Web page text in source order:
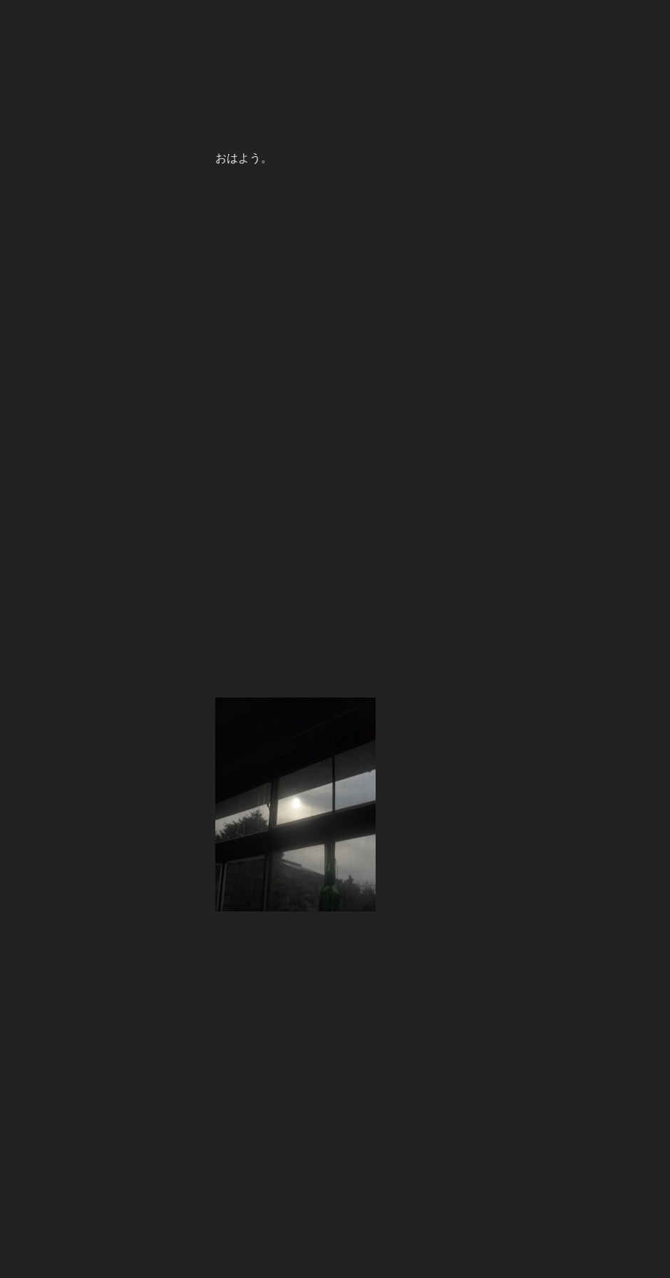
おはよう。